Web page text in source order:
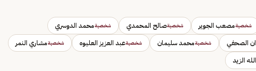
شخصيةمصعب الجوير شخصيةصالح المحمدي شخصيةمحمد الدوسري
الصحفي شخصيةمحمد سليمان شخصيةعبد العزيز العليوه شخصيةمشاري النمر
الزيد